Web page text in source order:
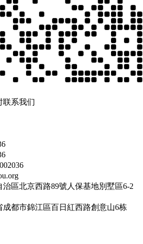
联系我们
區北京西路89號人保基地別墅區6-2
成都市錦江區百日紅西路創意山6栋